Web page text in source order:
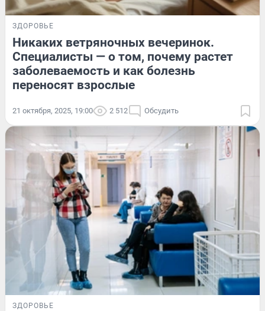
ЗДОРОВЬЕ
Никаких ветряночных вечеринок.
Специалисты — о том, почему растет
заболеваемость и как болезнь
переносят взрослые
21 октября, 2025, 19:00 2 512 Обсудить
ЗДОРОВЬЕ